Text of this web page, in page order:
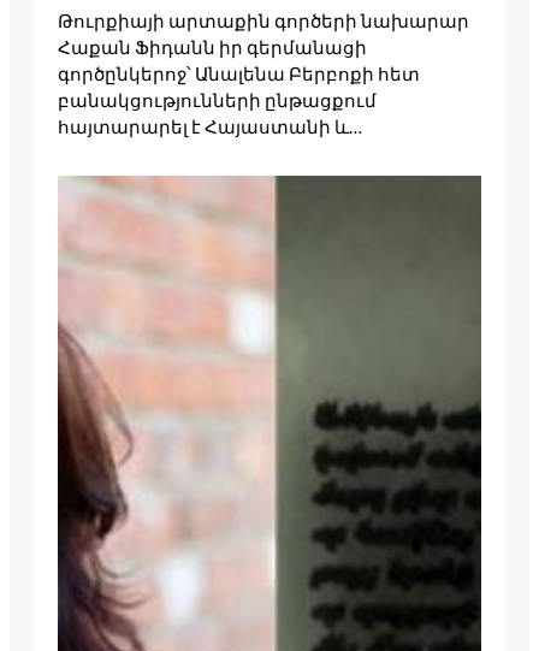
Թուրքիայի արտաքին գործերի նախարար
Հաքան Ֆիդանն իր գերմանացի
գործընկերոջ՝ Անալենա Բերբոքի հետ
բանակցությունների ընթացքում
հայտարարել է Հայաստանի և…